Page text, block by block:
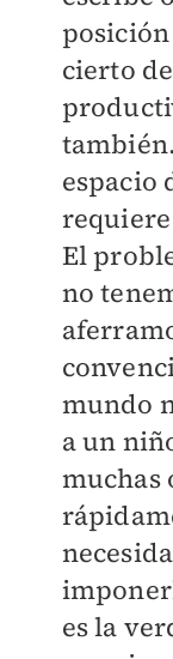
cierto
espacio
El
no
mundo
a un
muchas
es la